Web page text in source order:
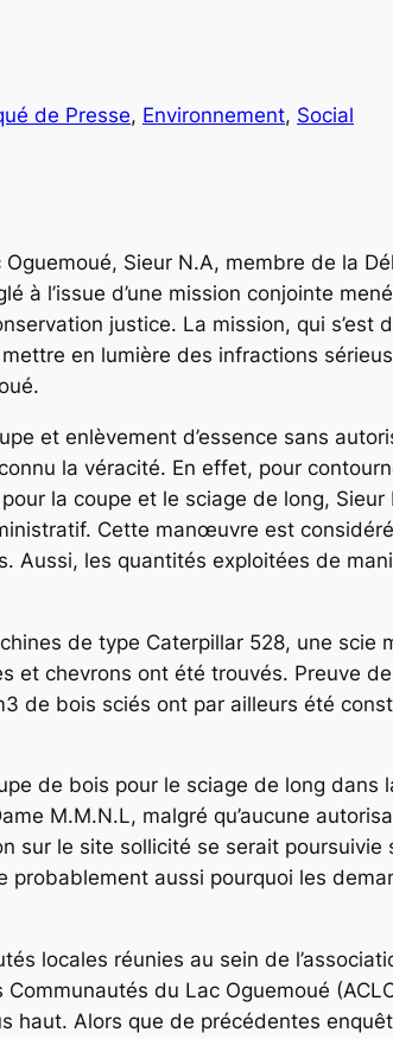
de Presse, Environnement, Social
Sieur N.A, membre de la
à l’issue d’une mission conjointe
justice. La mission, qui s’est
en lumière des infractions
et enlèvement d’essence sans
la véracité. En effet, pour
la coupe et le sciage de long,
Cette manœuvre est
Aussi, les quantités exploitées de
de type Caterpillar 528, une scie
chevrons ont été trouvés. Preuve de
bois sciés ont par ailleurs été
de bois pour le sciage de long dans
M.M.N.L, malgré qu’aucune
sur le site sollicité se serait
probablement aussi pourquoi les
locales réunies au sein de
du Lac Oguemoué
Alors que de précédentes